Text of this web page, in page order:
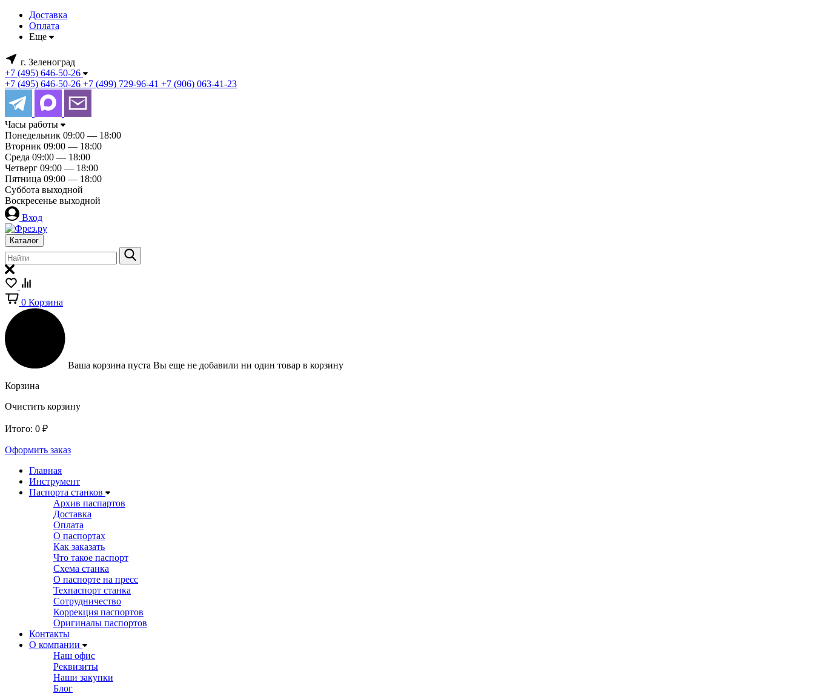
Доставка
Оплата
Еще
г. Зеленоград
+7 (495) 646-50-26
+7 (495) 646-50-26 +7 (499) 729-96-41 +7 (906) 063-41-23
Часы работы
Понедельник 09:00 — 18:00
Вторник 09:00 — 18:00
Среда 09:00 — 18:00
Четверг 09:00 — 18:00
Пятница 09:00 — 18:00
Суббота выходной
Воскресенье выходной
Вход
Каталог
0 Корзина
Ваша корзина пуста Вы еще не добавили ни один товар в корзину
Корзина
Очистить корзину
Итого: 0 ₽
Оформить заказ
Главная
Инструмент
Паспорта станков
Архив паспартов
Доставка
Оплата
О паспортах
Как заказать
Что такое паспорт
Схема станка
О паспорте на пресс
Техпаспорт станка
Сотрудничество
Коррекция паспортов
Оригиналы паспортов
Контакты
О компании
Наш офис
Реквизиты
Наши закупки
Блог